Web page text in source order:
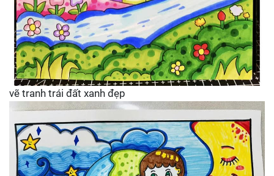
vẽ tranh trái đất xanh đẹp